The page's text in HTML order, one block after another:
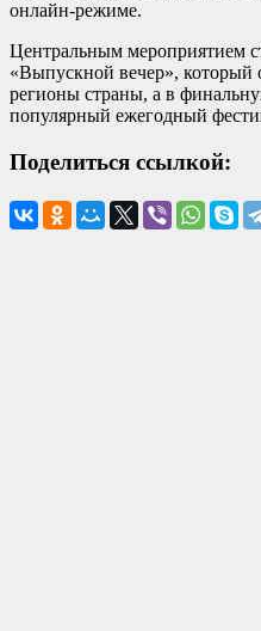
онлайн-режиме.
Центральным мероприятием
«Выпускной вечер», который
регионы страны, а в
популярный ежегодный
Поделиться ссылкой: